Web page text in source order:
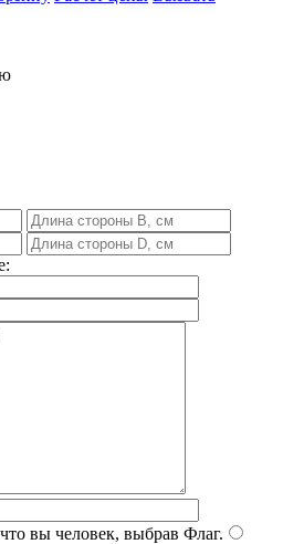
вы человек, выбрав Флаг.